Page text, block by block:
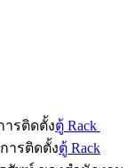
ารติดตั้งตู้ Rack
ารติดตั้งตู้ Rack